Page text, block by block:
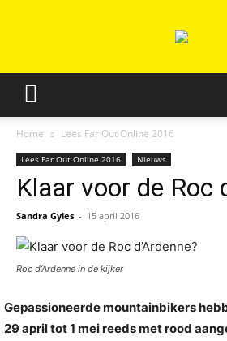
Home Lees Far Out Online 2016
Lees Far Out Online 2016 Nieuws
Klaar voor de Roc
Sandra Gyles - 15 april 2016
Roc d’Ardenne in de kijker
Gepassioneerde mountainbikers
29 april tot 1 mei reeds met rood